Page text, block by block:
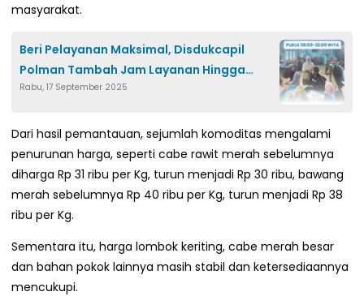
masyarakat.
Beri Pelayanan Maksimal, Disdukcapil
Polman Tambah Jam Layanan Hingga
Malam Hari
Rabu, 17 September 2025
Dari hasil pemantauan, sejumlah komoditas mengalami
penurunan harga, seperti cabe rawit merah sebelumnya
diharga Rp 31 ribu per Kg, turun menjadi Rp 30 ribu, bawang
merah sebelumnya Rp 40 ribu per Kg, turun menjadi Rp 38
ribu per Kg.
Sementara itu, harga lombok keriting, cabe merah besar
dan bahan pokok lainnya masih stabil dan ketersediaannya
mencukupi.